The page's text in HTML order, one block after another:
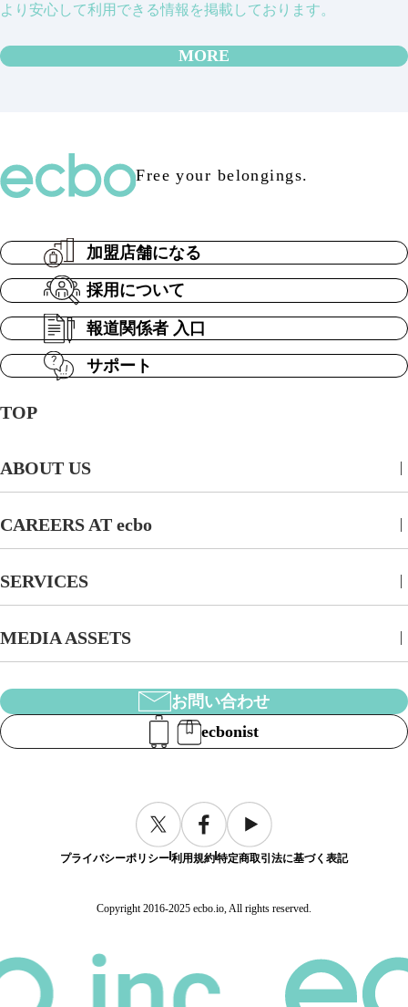
より安心して利用できる情報を掲載しております。
MORE
Free your belongings.
TOP
ABOUT US
CAREERS AT ecbo
SERVICES
MEDIA ASSETS
加盟店舗になる
採用について
報道関係者 入口
サポート
お問い合わせ
ecbonist
プライバシーポリシー利用規約特定商取引法に基づく表記
Copyright 2016-2025 ecbo.io, All rights reserved.